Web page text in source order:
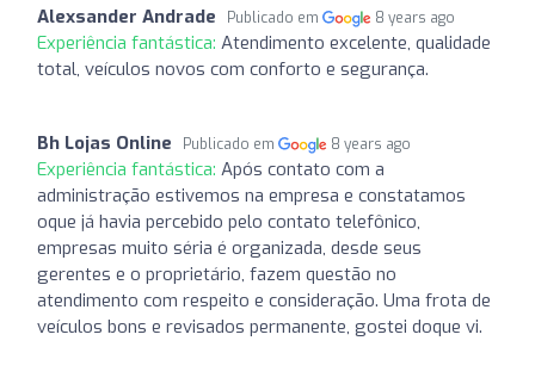
Alexsander Andrade Publicado em 8 years ago
Experiência fantástica: Atendimento excelente, qualidade
total, veículos novos com conforto e segurança.
Bh Lojas Online Publicado em 8 years ago
Experiência fantástica: Após contato com a
administração estivemos na empresa e constatamos
oque já havia percebido pelo contato telefônico,
empresas muito séria é organizada, desde seus
gerentes e o proprietário, fazem questão no
atendimento com respeito e consideração. Uma frota de
veículos bons e revisados permanente, gostei doque vi.